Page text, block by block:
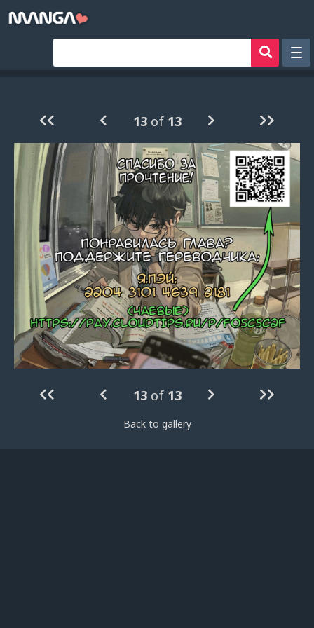
Аниме хентай
Сборники манги
Sign in
Register
13 of 13
13 of 13
Back to gallery